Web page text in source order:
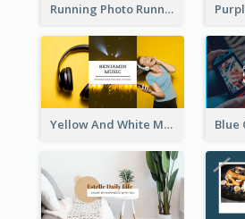
Running Photo Running Life Record YouTube Channel Art
Yellow And White Music Photo Music Channel Art